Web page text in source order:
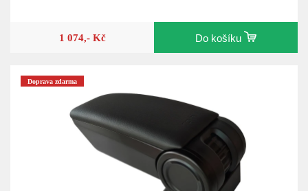
1 074,- Kč Do košíku
Doprava zdarma